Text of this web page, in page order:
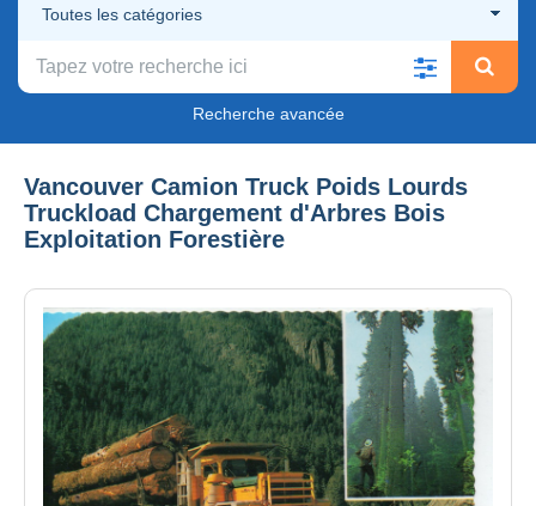
Toutes les catégories
Recherche avancée
Vancouver Camion Truck Poids Lourds
Truckload Chargement d'Arbres Bois
Exploitation Forestière